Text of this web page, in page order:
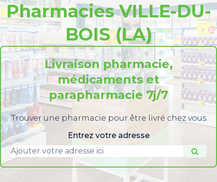
Pharmacies VILLE-DU-
BOIS (LA)
Livraison pharmacie,
médicaments et
parapharmacie 7j/7
Trouver une pharmacie pour être livré chez vous
Entrez votre adresse